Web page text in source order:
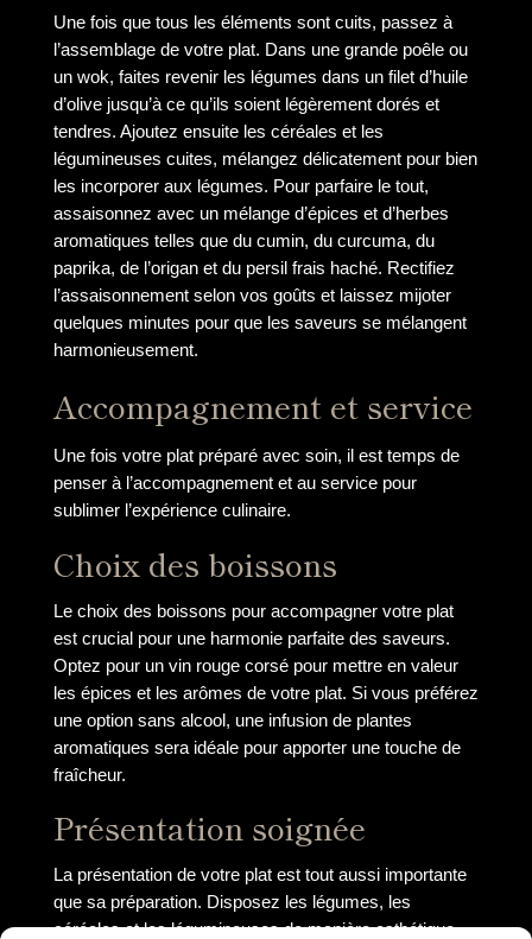
Une fois que tous les éléments sont cuits, passez à
l’assemblage de votre plat. Dans une grande poêle ou
un wok, faites revenir les légumes dans un filet d’huile
d’olive jusqu’à ce qu’ils soient légèrement dorés et
tendres. Ajoutez ensuite les céréales et les
légumineuses cuites, mélangez délicatement pour bien
les incorporer aux légumes. Pour parfaire le tout,
assaisonnez avec un mélange d’épices et d’herbes
aromatiques telles que du cumin, du curcuma, du
paprika, de l’origan et du persil frais haché. Rectifiez
l’assaisonnement selon vos goûts et laissez mijoter
quelques minutes pour que les saveurs se mélangent
harmonieusement.
Accompagnement et service
Une fois votre plat préparé avec soin, il est temps de
penser à l’accompagnement et au service pour
sublimer l’expérience culinaire.
Choix des boissons
Le choix des boissons pour accompagner votre plat
est crucial pour une harmonie parfaite des saveurs.
Optez pour un vin rouge corsé pour mettre en valeur
les épices et les arômes de votre plat. Si vous préférez
une option sans alcool, une infusion de plantes
aromatiques sera idéale pour apporter une touche de
fraîcheur.
Présentation soignée
La présentation de votre plat est tout aussi importante
que sa préparation. Disposez les légumes, les
céréales et les légumineuses de manière esthétique